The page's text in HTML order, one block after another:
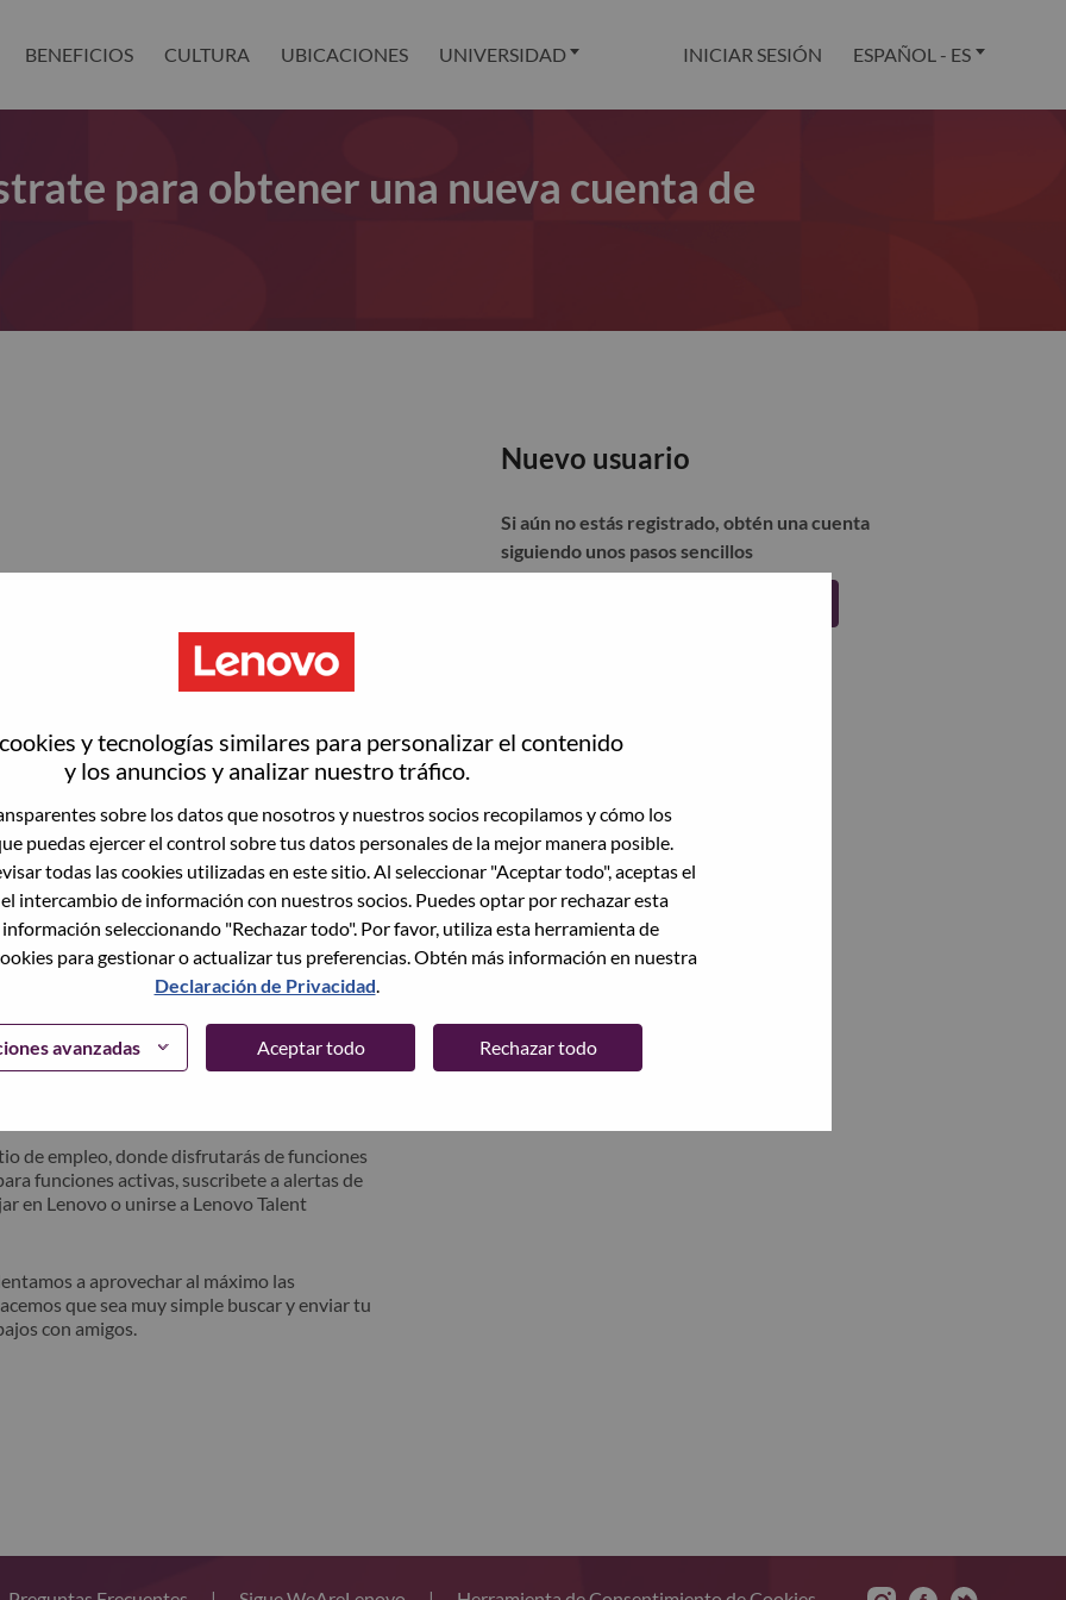
y tecnologías similares para personalizar el contenido
y los anuncios y analizar nuestro tráfico.
sobre los datos que nosotros y nuestros socios recopilamos y cómo los
puedas ejercer el control sobre tus datos personales de la mejor manera posible.
todas las cookies utilizadas en este sitio. Al seleccionar "Aceptar todo", aceptas el
intercambio de información con nuestros socios. Puedes optar por rechazar esta
seleccionando "Rechazar todo". Por favor, utiliza esta herramienta de
para gestionar o actualizar tus preferencias. Obtén más información en nuestra
Declaración de Privacidad.
avanzadas Aceptar todo Rechazar todo
BENEFICIOS CULTURA UBICACIONES UNIVERSIDAD INICIAR SESIÓN ESPAÑOL - ES
para obtener una nueva cuenta de
actual, tenemos su correo electrónico
su contraseña?" para restablecer e iniciar
como nuevo usuario, comunícate con
con los detalles del error y
"Problema de inicio de sesión del
Un miembro de nuestro equipo se
de la revisión.
de empleo, donde disfrutarás de funciones
funciones activas, suscribete a alertas de
en Lenovo o unirse a Lenovo Talent
a aprovechar al máximo las
que sea muy simple buscar y enviar tu
con amigos.
Nuevo usuario
Si aún no estás registrado, obtén una cuenta
siguiendo unos pasos sencillos